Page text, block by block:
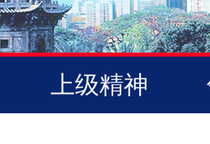
上级精神